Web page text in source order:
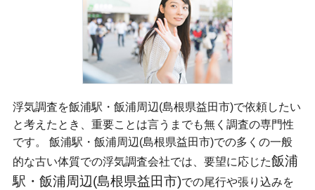
浮気調査を飯浦駅・飯浦周辺(島根県益田市)で依頼したい
と考えたとき、重要ことは言うまでも無く調査の専門性
です。 飯浦駅・飯浦周辺(島根県益田市)での多くの一般
的な古い体質での浮気調査会社では、要望に応じた飯浦
駅・飯浦周辺(島根県益田市)での尾行や張り込みを